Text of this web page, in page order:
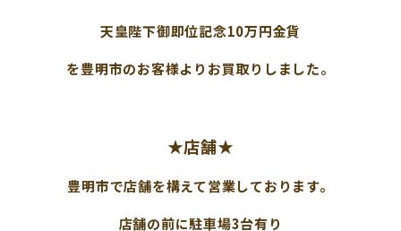
天皇陛下御即位記念10万円金貨
を豊明市のお客様よりお買取りしました。
★店舗★
豊明市で店舗を構えて営業しております。
店舗の前に駐車場3台有り